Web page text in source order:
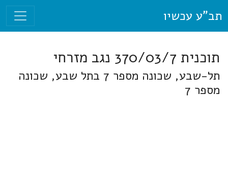
תב"ע עכשיו
תוכנית 370/03/7 נגב מזרחי
תל-שבע, שכונה מספר 7 בתל שבע, שכונה
מספר 7